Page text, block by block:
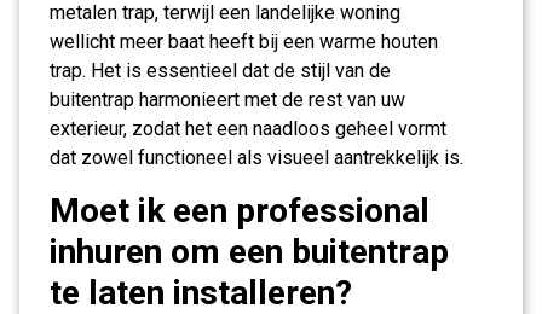
metalen trap, terwijl een landelijke woning
wellicht meer baat heeft bij een warme houten
trap. Het is essentieel dat de stijl van de
buitentrap harmonieert met de rest van uw
exterieur, zodat het een naadloos geheel vormt
dat zowel functioneel als visueel aantrekkelijk is.
Moet ik een professional
inhuren om een buitentrap
te laten installeren?